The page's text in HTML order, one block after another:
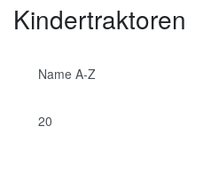
Kindertraktoren